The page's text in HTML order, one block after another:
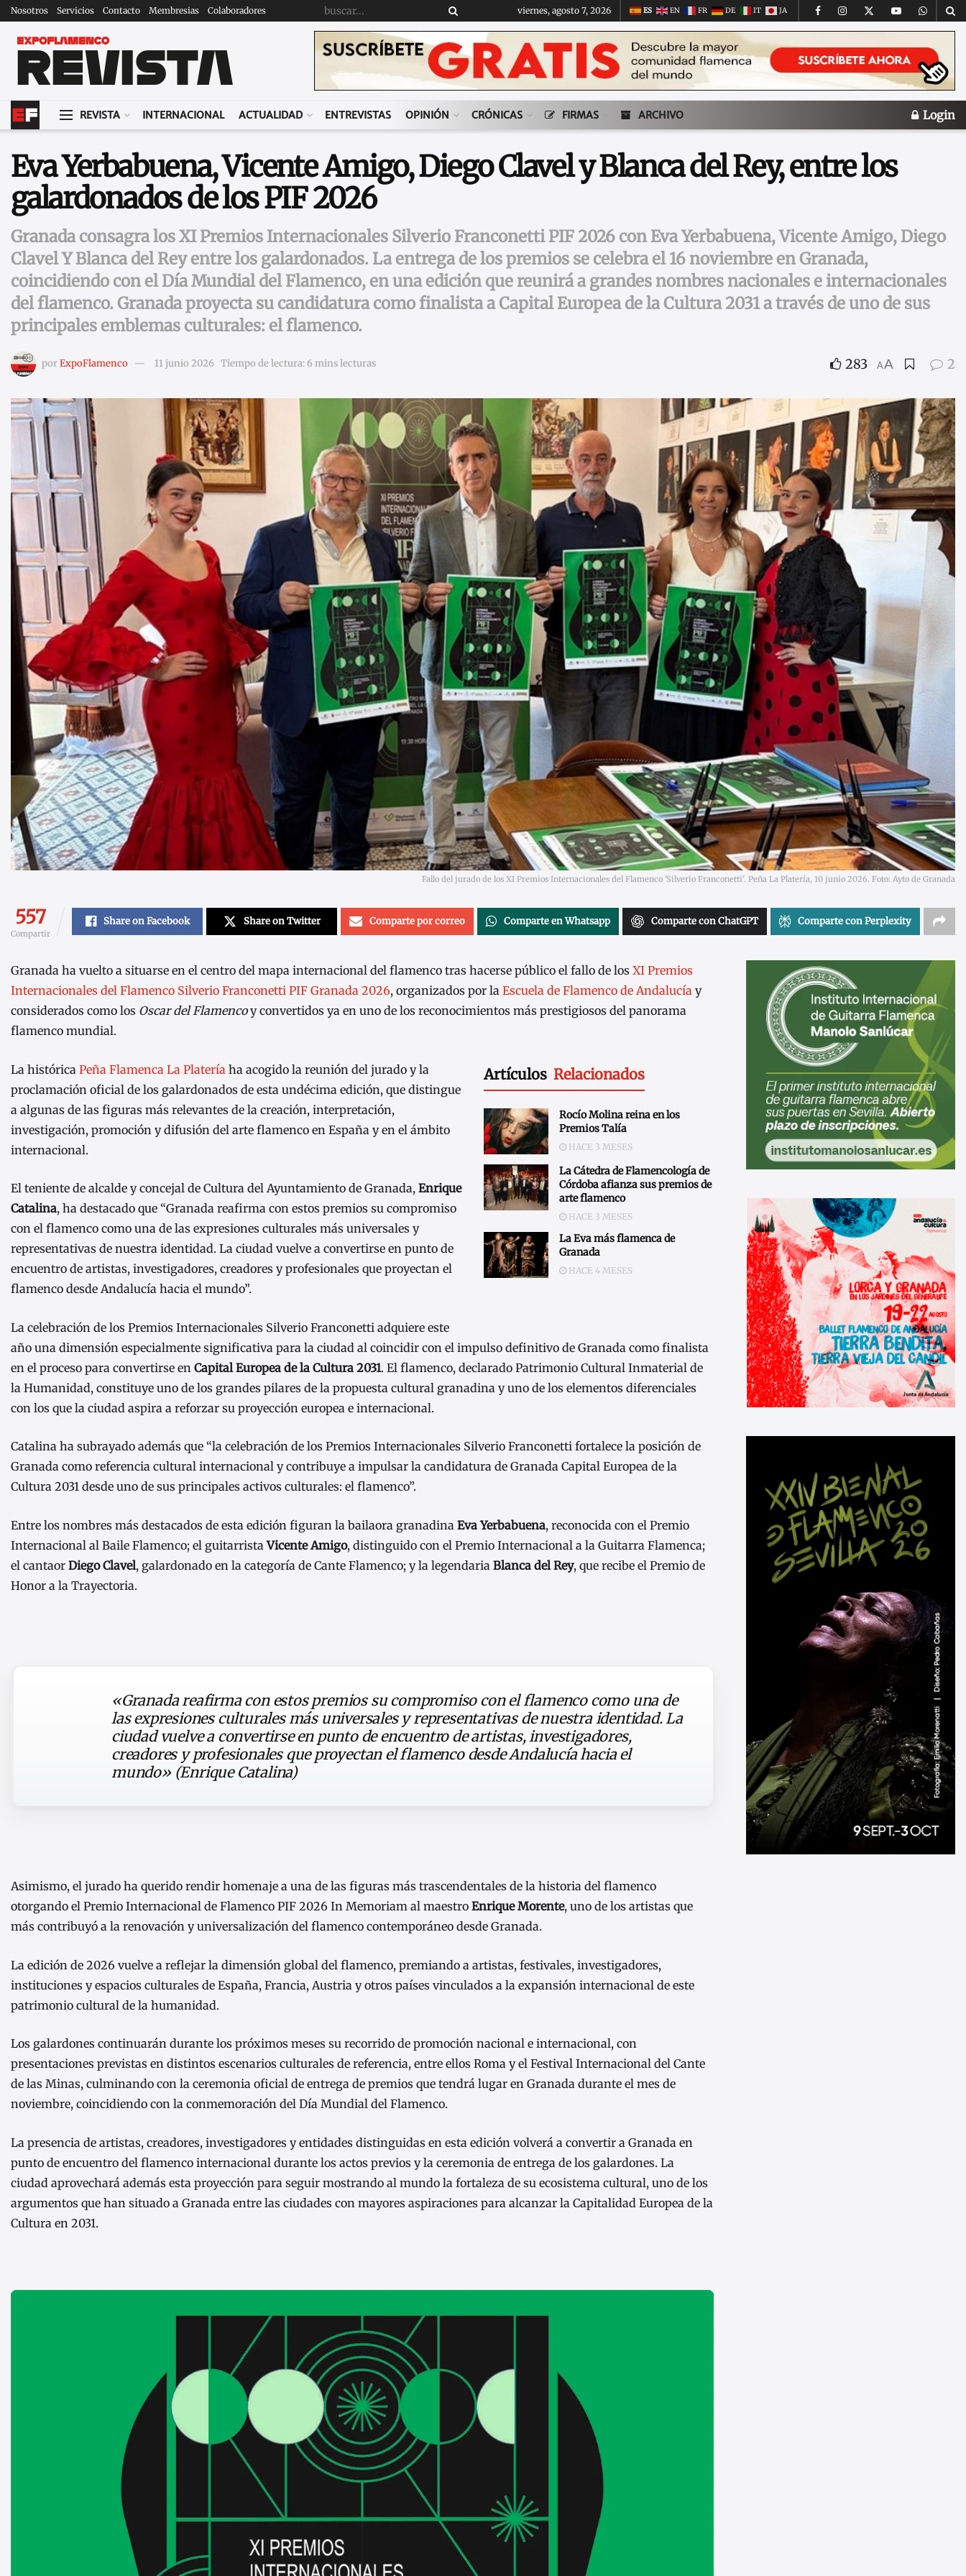
Nosotros Servicios Contacto Membresias Colaboradores viernes, agosto 7, 2026 ES EN FR DE IT JA
REVISTA INTERNACIONAL ACTUALIDAD ENTREVISTAS OPINIÓN CRÓNICAS FIRMAS ARCHIVO Login
Eva Yerbabuena, Vicente Amigo, Diego Clavel y Blanca del Rey, entre los
galardonados de los PIF 2026
Granada consagra los XI Premios Internacionales Silverio Franconetti PIF 2026 con Eva Yerbabuena, Vicente Amigo, Diego
Clavel Y Blanca del Rey entre los galardonados. La entrega de los premios se celebra el 16 noviembre en Granada,
coincidiendo con el Día Mundial del Flamenco, en una edición que reunirá a grandes nombres nacionales e internacionales
del flamenco. Granada proyecta su candidatura como finalista a Capital Europea de la Cultura 2031 a través de uno de sus
principales emblemas culturales: el flamenco.
porExpoFlamenco 11 junio 2026 Tiempo de lectura: 6 mins lecturas 283 AA 2
Fallo del jurado de los XI Premios Internacionales del Flamenco 'Silverio Franconetti'. Peña La Platería, 10 junio 2026. Foto: Ayto de Granada
557
Compartir
Share on Facebook Share on Twitter Comparte por correo Comparte en Whatsapp Comparte con ChatGPT Comparte con Perplexity
Granada ha vuelto a situarse en el centro del mapa internacional del flamenco tras hacerse público el fallo de los XI Premios
Internacionales del Flamenco Silverio Franconetti PIF Granada 2026, organizados por la Escuela de Flamenco de Andalucía y
considerados como los Oscar del Flamencoy convertidos ya en uno de los reconocimientos más prestigiosos del panorama
flamenco mundial.
Artículos Relacionados
Rocío Molina reina en los
Premios Talía
HACE 3 MESES
La Cátedra de Flamencología de
Córdoba afianza sus premios de
arte flamenco
HACE 3 MESES
La Eva más flamenca de
Granada
HACE 4 MESES
La histórica Peña Flamenca La Platería ha acogido la reunión del jurado y la
proclamación oficial de los galardonados de esta undécima edición, que distingue
a algunas de las figuras más relevantes de la creación, interpretación,
investigación, promoción y difusión del arte flamenco en España y en el ámbito
internacional.
El teniente de alcalde y concejal de Cultura del Ayuntamiento de Granada, Enrique
Catalina, ha destacado que “Granada reafirma con estos premios su compromiso
con el flamenco como una de las expresiones culturales más universales y
representativas de nuestra identidad. La ciudad vuelve a convertirse en punto de
encuentro de artistas, investigadores, creadores y profesionales que proyectan el
flamenco desde Andalucía hacia el mundo”.
La celebración de los Premios Internacionales Silverio Franconetti adquiere este
año una dimensión especialmente significativa para la ciudad al coincidir con el impulso definitivo de Granada como finalista
en el proceso para convertirse en Capital Europea de la Cultura 2031. El flamenco, declarado Patrimonio Cultural Inmaterial de
la Humanidad, constituye uno de los grandes pilares de la propuesta cultural granadina y uno de los elementos diferenciales
con los que la ciudad aspira a reforzar su proyección europea e internacional.
Catalina ha subrayado además que “la celebración de los Premios Internacionales Silverio Franconetti fortalece la posición de
Granada como referencia cultural internacional y contribuye a impulsar la candidatura de Granada Capital Europea de la
Cultura 2031 desde uno de sus principales activos culturales: el flamenco”.
Entre los nombres más destacados de esta edición figuran la bailaora granadina Eva Yerbabuena, reconocida con el Premio
Internacional al Baile Flamenco; el guitarristaVicente Amigo, distinguido con el Premio Internacional a la Guitarra Flamenca;
el cantaor Diego Clavel, galardonado en la categoría de Cante Flamenco; y la legendaria Blanca del Rey, que recibe el Premio de
Honor a la Trayectoria.
«Granada reafirma con estos premios su compromiso con el flamenco como una de
las expresiones culturales más universales y representativas de nuestra identidad. La
ciudad vuelve a convertirse en punto de encuentro de artistas, investigadores,
creadores y profesionales que proyectan el flamenco desde Andalucía hacia el
mundo» (Enrique Catalina)
Asimismo, el jurado ha querido rendir homenaje a una de las figuras más trascendentales de la historia del flamenco
otorgando el Premio Internacional de Flamenco PIF 2026 In Memoriam al maestro Enrique Morente, uno de los artistas que
más contribuyó a la renovación y universalización del flamenco contemporáneo desde Granada.
La edición de 2026 vuelve a reflejar la dimensión global del flamenco, premiando a artistas, festivales, investigadores,
instituciones y espacios culturales de España, Francia, Austria y otros países vinculados a la expansión internacional de este
patrimonio cultural de la humanidad.
Los galardones continuarán durante los próximos meses su recorrido de promoción nacional e internacional, con
presentaciones previstas en distintos escenarios culturales de referencia, entre ellos Roma y el Festival Internacional del Cante
de las Minas, culminando con la ceremonia oficial de entrega de premios que tendrá lugar en Granada durante el mes de
noviembre, coincidiendo con la conmemoración del Día Mundial del Flamenco.
La presencia de artistas, creadores, investigadores y entidades distinguidas en esta edición volverá a convertir a Granada en
punto de encuentro del flamenco internacional durante los actos previos y la ceremonia de entrega de los galardones. La
ciudad aprovechará además esta proyección para seguir mostrando al mundo la fortaleza de su ecosistema cultural, uno de los
argumentos que han situado a Granada entre las ciudades con mayores aspiraciones para alcanzar la Capitalidad Europea de la
Cultura en 2031.